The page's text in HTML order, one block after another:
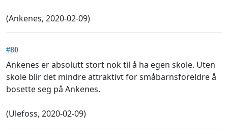
(Ankenes, 2020-02-09)
#80
Ankenes er absolutt stort nok til å ha egen skole. Uten
skole blir det mindre attraktivt for småbarnsforeldre å
bosette seg på Ankenes.
(Ulefoss, 2020-02-09)